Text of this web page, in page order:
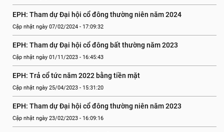
EPH: Tham dự Đại hội cổ đông thường niên năm 2024
Cập nhật ngày 07/02/2024 - 17:09:32
EPH: Tham dự Đại hội cổ đông bất thường năm 2023
Cập nhật ngày 01/11/2023 - 16:45:43
EPH: Trả cổ tức năm 2022 bằng tiền mặt
Cập nhật ngày 25/04/2023 - 15:31:20
EPH: Tham dự Đại hội cổ đông thường niên năm 2023
Cập nhật ngày 23/02/2023 - 16:09:16